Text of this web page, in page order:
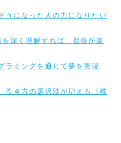
うになった人の力になりたい
深く理解すれば、習得が楽
ラミングを通じて夢を実現
働き方の選択肢が増える〈椎